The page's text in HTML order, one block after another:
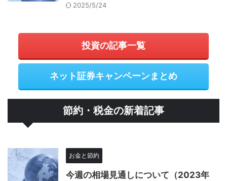
2025/5/24
投資の記事一覧
ネット証券キャンペーンまとめ
節約・税金の新着記事
お金と節約
今週の相場見通しについて（2023年